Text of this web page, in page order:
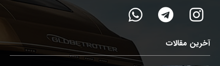
آخرین مقالات